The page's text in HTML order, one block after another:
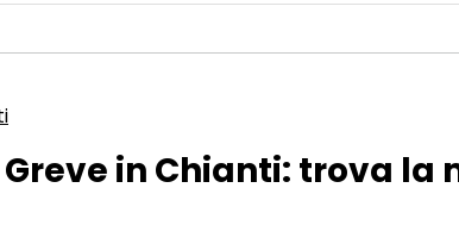
in Chianti: trova